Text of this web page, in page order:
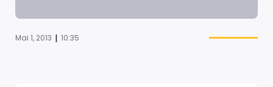
Mai 1, 2013 | 10:35